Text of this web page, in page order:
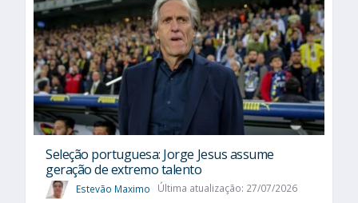
Seleção portuguesa: Jorge Jesus assume
geração de extremo talento
Estevão Maximo Última atualização: 27/07/2026